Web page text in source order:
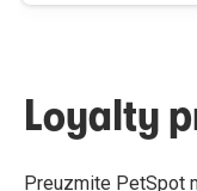
Loyalty
Preuzmite PetSpot